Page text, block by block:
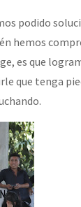
podido
hemos
es que
que tenga